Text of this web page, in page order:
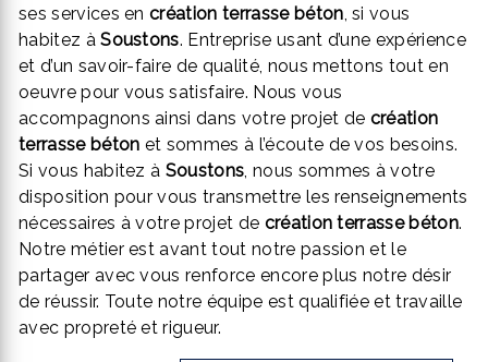
ses services encréation terrasse béton, si vous
habitez àSoustons. Entreprise usant d’une expérience
et d’un savoir-faire de qualité, nous mettons tout en
oeuvre pour vous satisfaire. Nous vous
accompagnons ainsi dans votre projet de création
terrasse béton et sommes à l’écoute de vos besoins.
Si vous habitez à Soustons, nous sommes à votre
disposition pour vous transmettre les renseignements
nécessaires à votre projet de création terrasse béton.
Notre métier est avant tout notre passion et le
partager avec vous renforce encore plus notre désir
de réussir. Toute notre équipe est qualifiée et travaille
avec propreté et rigueur.